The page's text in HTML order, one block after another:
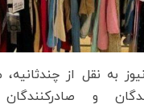
به نقل از
و